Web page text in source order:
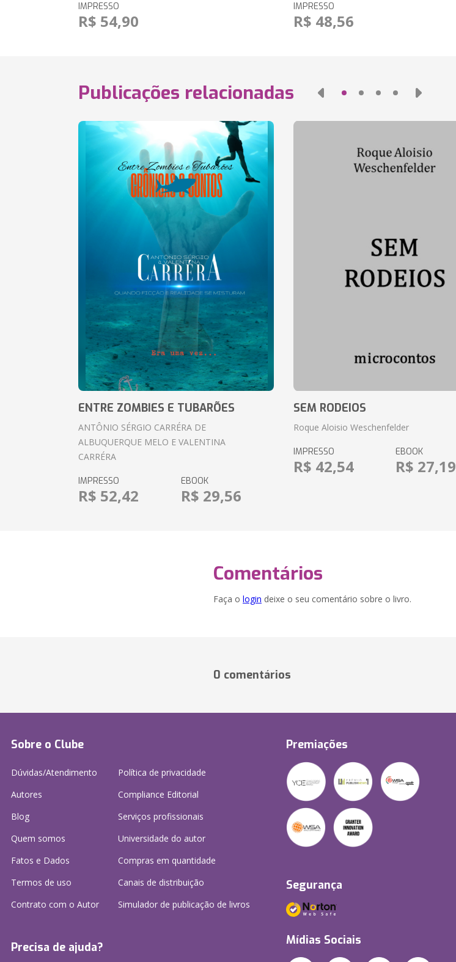
IMPRESSO
R$ 54,90
IMPRESSO
R$ 48,56
Publicações relacionadas
ENTRE ZOMBIES E TUBARÕES
ANTÔNIO SÉRGIO CARRÉRA DE
ALBUQUERQUE MELO E VALENTINA
CARRÉRA
IMPRESSO
R$ 52,42
EBOOK
R$ 29,56
SEM RODEIOS
Roque Aloisio Weschenfelder
IMPRESSO
R$ 42,54
EBOOK
R$ 27,19
Comentários
Faça o login deixe o seu comentário sobre o livro.
0 comentários
Sobre o Clube
Dúvidas/Atendimento
Autores
Blog
Quem somos
Fatos e Dados
Termos de uso
Contrato com o Autor
Política de privacidade
Compliance Editorial
Serviços profissionais
Universidade do autor
Compras em quantidade
Canais de distribuição
Simulador de publicação de livros
Precisa de ajuda?
Premiações
Segurança
Mídias Sociais